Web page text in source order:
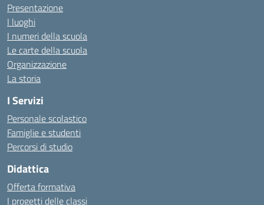
Presentazione
I luoghi
I numeri della scuola
Le carte della scuola
Organizzazione
La storia
I Servizi
Personale scolastico
Famiglie e studenti
Percorsi di studio
Didattica
Offerta formativa
I progetti delle classi